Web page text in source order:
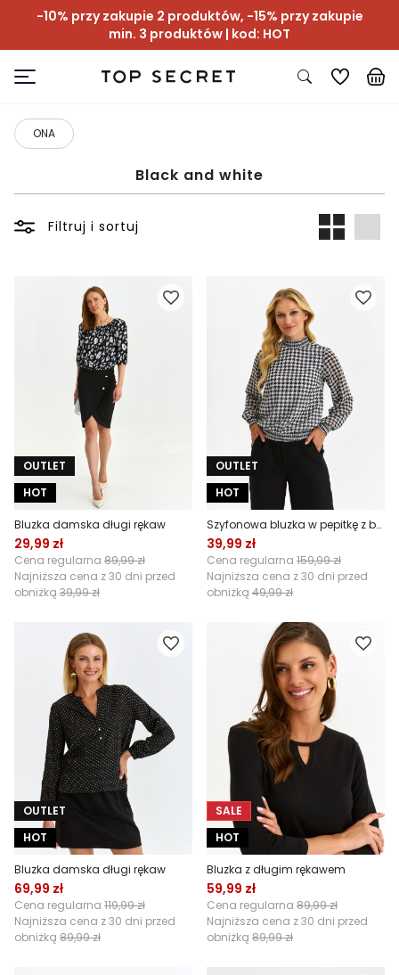
-10% przy zakupie 2 produktów, -15% przy zakupie
min. 3 produktów | kod: HOT
ONA
Black and white
Filtruj i sortuj
OUTLET
HOT
Bluzka damska długi rękaw
29,99 zł
Cena regularna 89,99 zł
Najniższa cena z 30 dni przed
obniżką 39,99 zł
OUTLET
HOT
Szyfonowa bluzka w pepitkę z bufiastym rękawem
39,99 zł
Cena regularna 159,99 zł
Najniższa cena z 30 dni przed
obniżką 49,99 zł
OUTLET
HOT
Bluzka damska długi rękaw
69,99 zł
Cena regularna 119,99 zł
Najniższa cena z 30 dni przed
obniżką 89,99 zł
SALE
HOT
Bluzka z długim rękawem
59,99 zł
Cena regularna 89,99 zł
Najniższa cena z 30 dni przed
obniżką 89,99 zł